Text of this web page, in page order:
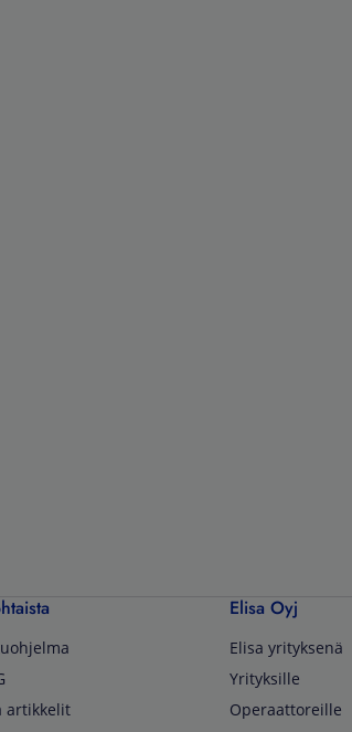
artikkelit
Elisa Oyj
Elisa yrityksenä
Yrityksille
Operaattoreille